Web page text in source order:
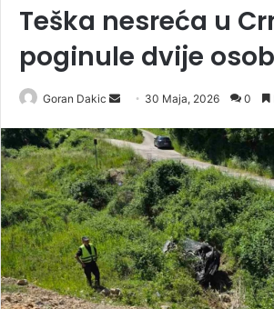
Teška nesreća u
poginule dvije
Goran Dakic
n
d
a
n
e
m
a
i
30 Maja, 2026 0